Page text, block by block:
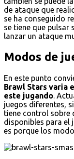
de ataque que
se ha conseguido
se tiene que pulsar
lanzar un ataque
Modos de
En este punto
Brawl Stars varia
este jugando.
juegos diferentes,
tiene control sobre
disponibles para el
es porque los